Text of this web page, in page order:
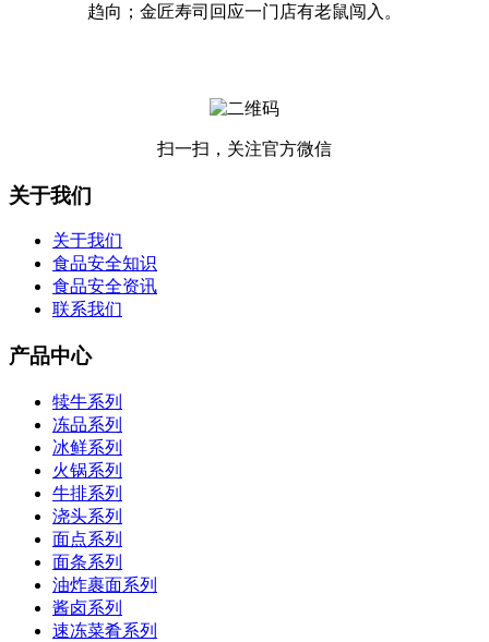
趋向；金匠寿司回应一门店有老鼠闯入。
扫一扫，关注官方微信
关于我们
关于我们
食品安全知识
食品安全资讯
联系我们
产品中心
犊牛系列
冻品系列
冰鲜系列
火锅系列
牛排系列
浇头系列
面点系列
面条系列
油炸裹面系列
酱卤系列
速冻菜肴系列